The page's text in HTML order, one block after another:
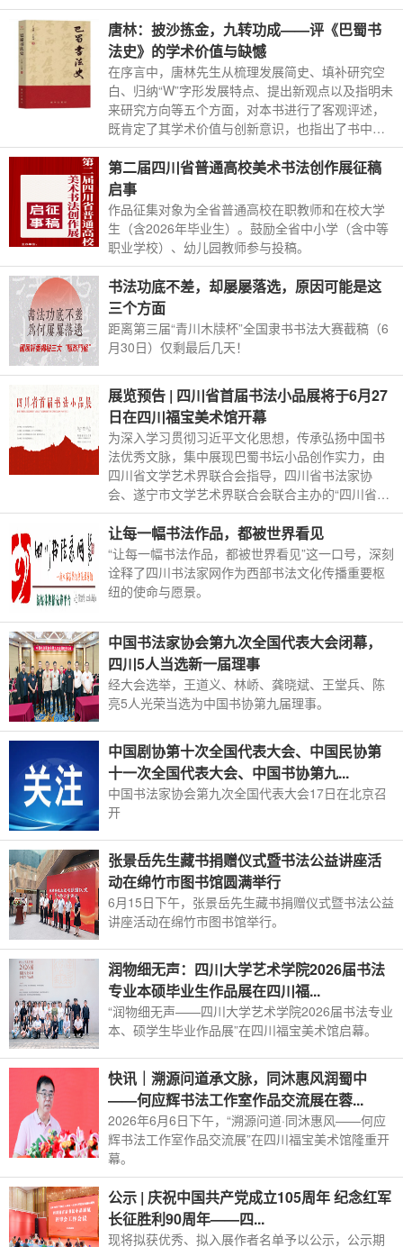
唐林：披沙拣金，九转功成——评《巴蜀书
法史》的学术价值与缺憾
在序言中，唐林先生从梳理发展简史、填补研究空
白、归纳“W”字形发展特点、提出新观点以及指明未
来研究方向等五个方面，对本书进行了客观评述，
既肯定了其学术价值与创新意识，也指出了书中存
在的部分不足。唐林先生以“披沙拣金，九转功成”概
括了作者艰辛的治学过程，表达了对本书出版的支
持与鼓励。
第二届四川省普通高校美术书法创作展征稿
启事
作品征集对象为全省普通高校在职教师和在校大学
生（含2026年毕业生）。鼓励全省中小学（含中等
职业学校）、幼儿园教师参与投稿。
书法功底不差，却屡屡落选，原因可能是这
三个方面
距离第三届“青川木牍杯”全国隶书书法大赛截稿（6
月30日）仅剩最后几天！
展览预告 | 四川省首届书法小品展将于6月27
日在四川福宝美术馆开幕
为深入学习贯彻习近平文化思想，传承弘扬中国书
法优秀文脉，集中展现巴蜀书坛小品创作实力，由
四川省文学艺术界联合会指导，四川省书法家协
会、遂宁市文学艺术界联合会联合主办的“四川省首
届书法小品展”将于6月27日在四川福宝美术馆拉开
帷幕。
让每一幅书法作品，都被世界看见
“让每一幅书法作品，都被世界看见”这一口号，深刻
诠释了四川书法家网作为西部书法文化传播重要枢
纽的使命与愿景。
中国书法家协会第九次全国代表大会闭幕，
四川5人当选新一届理事
经大会选举，王道义、林峤、龚晓斌、王堂兵、陈
亮5人光荣当选为中国书协第九届理事。
中国剧协第十次全国代表大会、中国民协第
十一次全国代表大会、中国书协第九...
中国书法家协会第九次全国代表大会17日在北京召
开
张景岳先生藏书捐赠仪式暨书法公益讲座活
动在绵竹市图书馆圆满举行
6月15日下午，张景岳先生藏书捐赠仪式暨书法公益
讲座活动在绵竹市图书馆举行。
润物细无声：四川大学艺术学院2026届书法
专业本硕毕业生作品展在四川福...
“润物细无声——四川大学艺术学院2026届书法专业
本、硕学生毕业作品展”在四川福宝美术馆启幕。
快讯｜溯源问道承文脉，同沐惠风润蜀中
——何应辉书法工作室作品交流展在蓉...
2026年6月6日下午，“溯源问道·同沐惠风——何应
辉书法工作室作品交流展”在四川福宝美术馆隆重开
幕。
公示 | 庆祝中国共产党成立105周年 纪念红军
长征胜利90周年——四...
现将拟获优秀、拟入展作者名单予以公示，公示期